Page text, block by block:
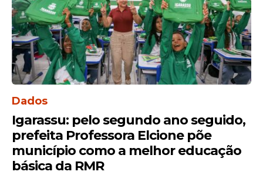
socorro. A Polícia Civil (PCPE) informou, por
meio de nota, que um homem de 42 anos
compareceu posteriormente a uma
unidade policial, onde foram adotados os
procedimentos legais cabíveis.
Dados
Igarassu: pelo segundo ano seguido,
prefeita Professora Elcione põe
município como a melhor educação
básica da RMR